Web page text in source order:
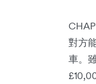
對方
車。